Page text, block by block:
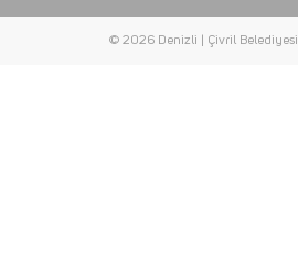
© 2026 Denizli | Çivril Belediyesi